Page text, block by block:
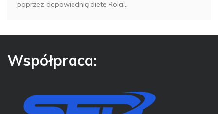
poprzez odpowiednią dietę Rola...
Współpraca: